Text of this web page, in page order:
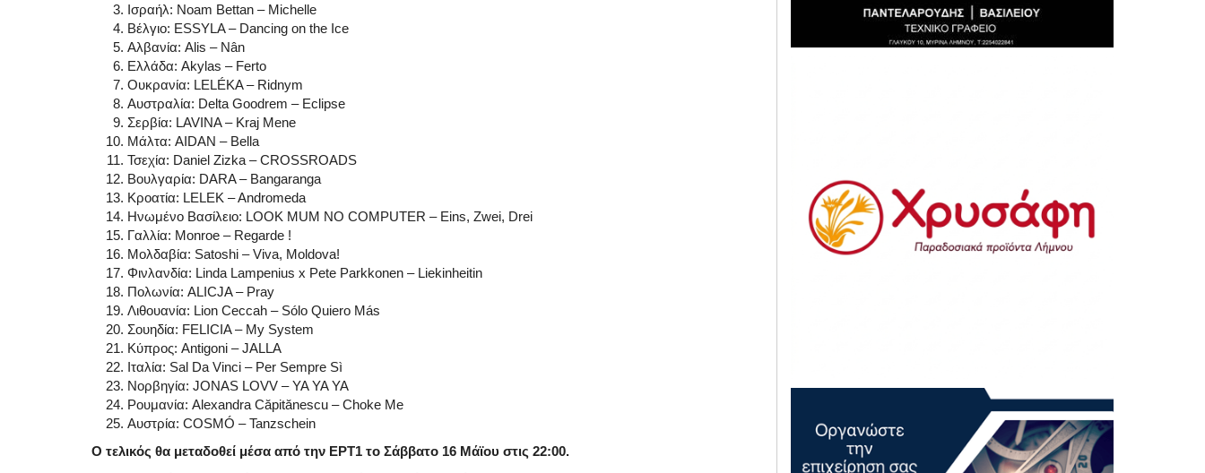
Ισραήλ: Noam Bettan – Michelle
Βέλγιο: ESSYLA – Dancing on the Ice
Αλβανία: Alis – Nân
Ελλάδα: Akylas – Ferto
Ουκρανία: LELÉKA – Ridnym
Αυστραλία: Delta Goodrem – Eclipse
Σερβία: LAVINA – Kraj Mene
Μάλτα: AIDAN – Bella
Τσεχία: Daniel Zizka – CROSSROADS
Βουλγαρία: DARA – Bangaranga
Κροατία: LELEK – Andromeda
Ηνωμένο Βασίλειο: LOOK MUM NO COMPUTER – Eins, Zwei, Drei
Γαλλία: Monroe – Regarde !
Μολδαβία: Satoshi – Viva, Moldova!
Φινλανδία: Linda Lampenius x Pete Parkkonen – Liekinheitin
Πολωνία: ALICJA – Pray
Λιθουανία: Lion Ceccah – Sólo Quiero Más
Σουηδία: FELICIA – My System
Κύπρος: Antigoni – JALLA
Ιταλία: Sal Da Vinci – Per Sempre Sì
Νορβηγία: JONAS LOVV – YA YA YA
Ρουμανία: Alexandra Căpitănescu – Choke Me
Αυστρία: COSMÓ – Tanzschein
Ο τελικός θα μεταδοθεί μέσα από την ΕΡΤ1 το Σάββατο 16 Μάϊου στις 22:00.